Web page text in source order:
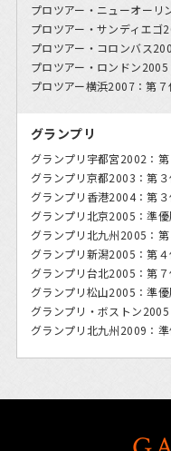
プロツアー・ニューオーリ
プロツアー・サンディエゴ
プロツアー・コロンバス
プロツアー・ロンドン2005
プロツアー横浜2007：第７
グランプリ
グランプリ宇都宮2002：第
グランプリ京都2003：第３
グランプリ香港2004：第３
グランプリ北京2005：準優
グランプリ北九州2005：第
グランプリ新潟2005：第４
グランプリ台北2005：第７
グランプリ松山2005：準優
グランプリ・ボストン2005
グランプリ北九州2009：準